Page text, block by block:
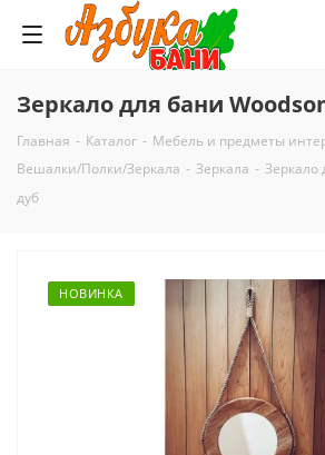
Зеркало для бани
Главная - Каталог - Мебель и предметы
Вешалки/Полки/Зеркала - Зеркала - Зеркало
дуб
НОВИНКА